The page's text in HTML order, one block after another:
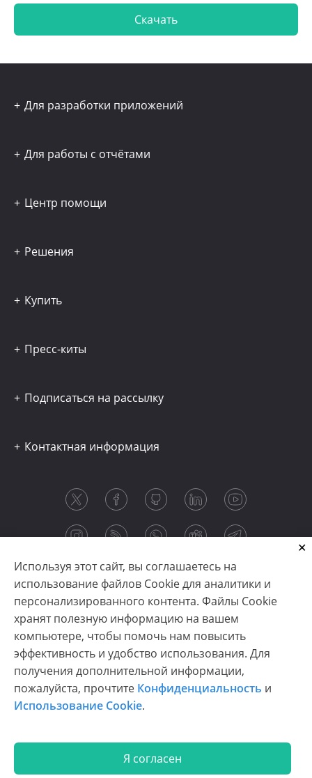
Скачать
Используя этот сайт, вы соглашаетесь на
использование файлов Cookie для аналитики и
персонализированного контента. Файлы Cookie
хранят полезную информацию на вашем
компьютере, чтобы помочь нам повысить
эффективность и удобство использования. Для
получения дополнительной информации,
пожалуйста, прочтите Конфиденциальность и
Использование Cookie.
Я согласен
Для разработки приложений
Для работы с отчётами
Центр помощи
Решения
Купить
Пресс-киты
Подписаться на рассылку
Контактная информация
Copyright © 2003-2026 CloudReports sp. z o.o. (dba
Stimulsoft). All rights reserved.
Конфиденциальность
En De